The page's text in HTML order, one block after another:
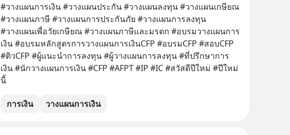
#วางแผนการเงิน #วางแผนประกัน #วางแผนลงทุน #วางแผนเกษียณ
#วางแผนภาษี #วางแผนการประกันภัย #วางแผนการลงทุน
#วางแผนเพื่อวัยเกษียณ #วางแผนภาษีและมรดก #อบรมวางแผนการ
เงิน #อบรมหลักสูตรการวางแผนการเงินCFP #อบรมCFP #สอบCFP
#ติวCFP #ผู้แนะนำการลงทุน #ผู้วางแผนการลงทุน #ที่ปรึกษาการ
เงิน #นักวางแผนการเงิน #CFP #AFPT #IP #IC #สวัสดีปีใหม่ #ปีใหม่
นี้
การเงิน วางแผนการเงิน